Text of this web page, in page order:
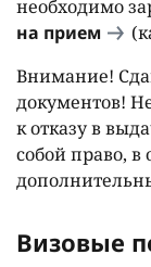
необходимо
на прием
Внимание!
документов!
к отказу в
собой право, в
Визовые